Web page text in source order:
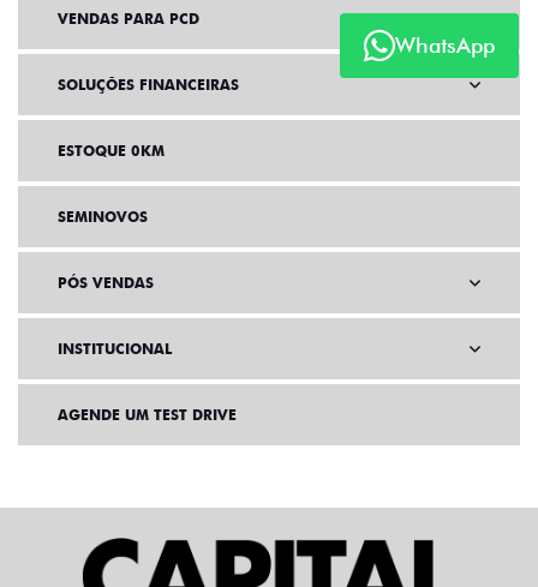
WhatsApp
VENDAS PARA PCD
SOLUÇÕES FINANCEIRAS
ESTOQUE 0KM
SEMINOVOS
PÓS VENDAS
INSTITUCIONAL
AGENDE UM TEST DRIVE